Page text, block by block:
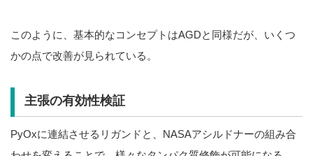
このように、基本的なコンセプトはAGDと同様だが、いくつ
かの点で改善が見られている。
主張の有効性検証
PyOxに連結させるリガンドと、NASAアシルドナーの組み合